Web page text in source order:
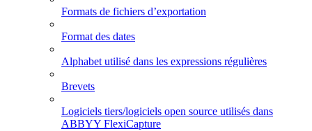
Formats de fichiers d’exportation
Format des dates
Alphabet utilisé dans les expressions régulières
Brevets
Logiciels tiers/logiciels open source utilisés dans
ABBYY FlexiCapture